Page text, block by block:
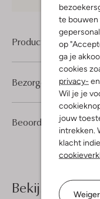
te bouwen
op
ga je
cookies
privacy- en
Wil je je
jouw
intrekken.
klacht
Product informatie
Beoordelingen (1)
Bezorgen &
Bekijk meer